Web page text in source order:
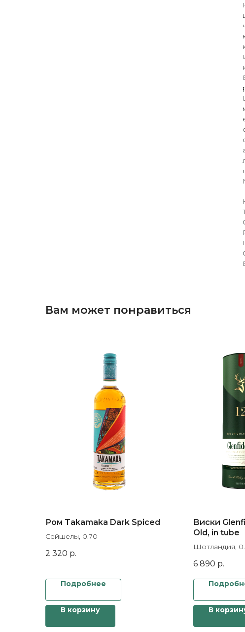
Вам может понравиться
Ром Takamaka Dark Spiced
Сейшелы, 0.70
2 320 р.
Подробнее
В корзину
Виски
Old, in tube
Шотландия,
6 890 р.
В